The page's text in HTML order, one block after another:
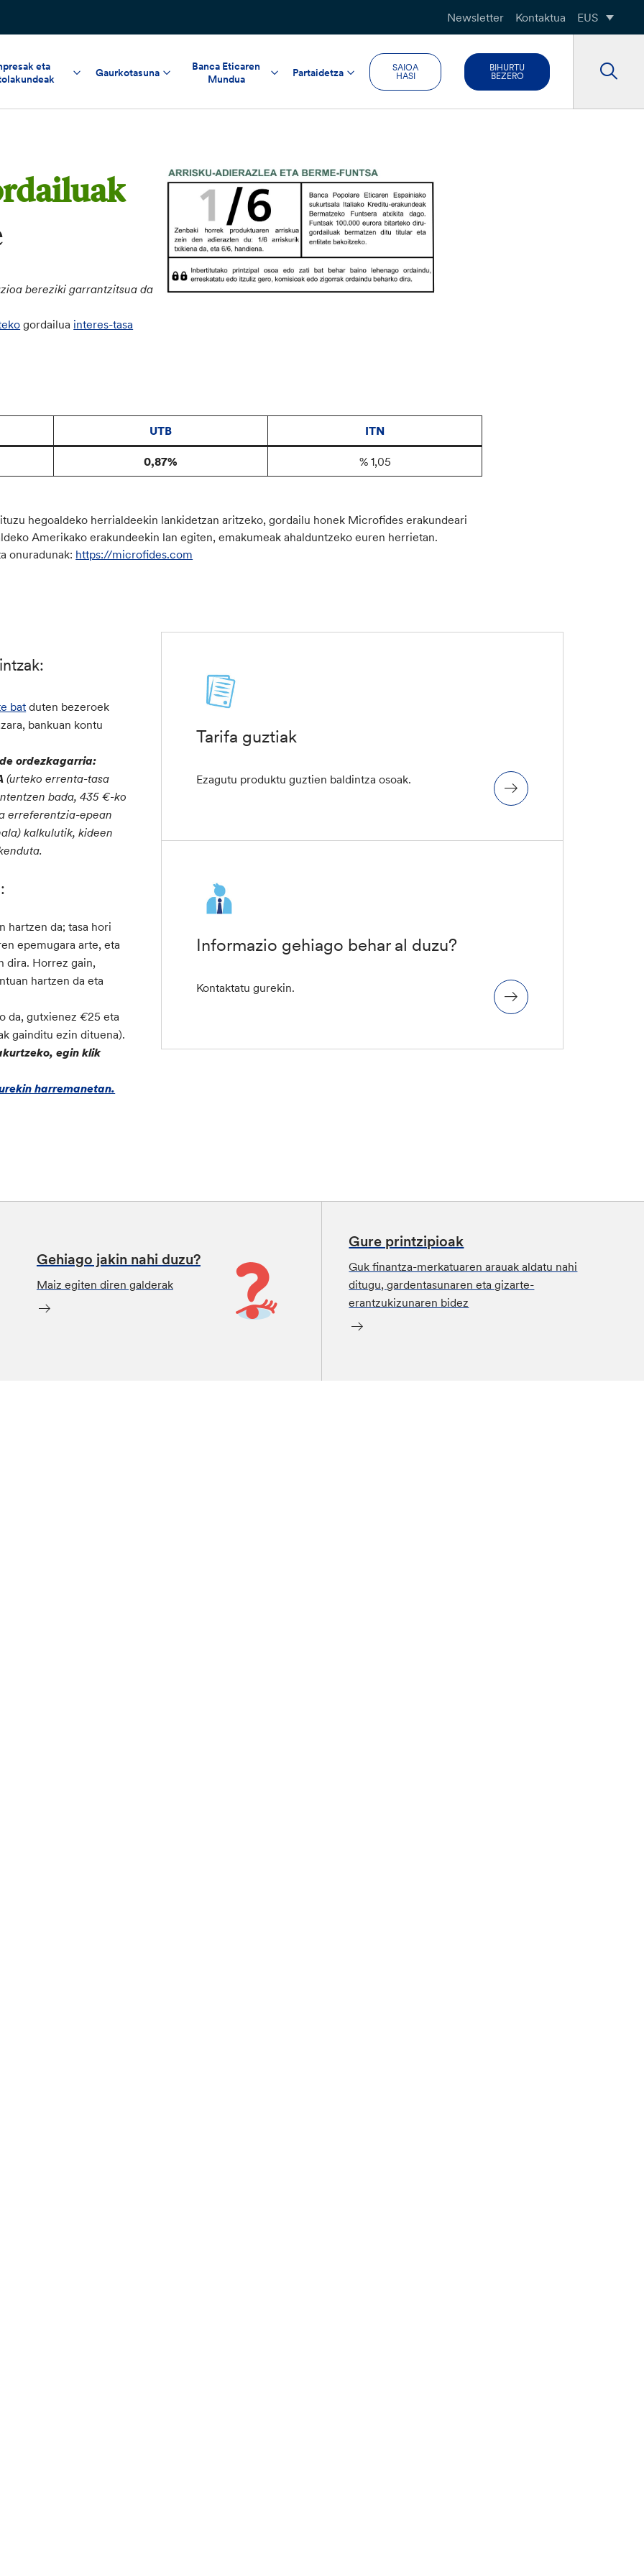
Newsletter Kontaktua EUS
eta
Gaurkotasuna
Banca Eticaren
Mundua
Partaidetza
SAIOA
HASI
BIHURTU
BEZERO
bereziki garrantzitsua da
gordailua interes-tasa
UTB ITN
0,87% % 1,05
hegoaldeko herrialdeekin lankidetzan aritzeko, gordailu honek Microfides erakundeari
Amerikako erakundeekin lan egiten, emakumeak ahalduntzeko euren herrietan.
onuradunak: https://microfides.com
bat duten bezeroek
bankuan kontu
ordezkagarria:
(urteko errenta-tasa
bada, 435 €-ko
erreferentzia-epean
kalkulutik, kideen
hartzen da; tasa hori
epemugara arte, eta
dira. Horrez gain,
hartzen da eta
da, gutxienez€25 eta
gainditu ezin dituena).
egin klik
harremanetan.
Tarifa guztiak
Ezagutu produktu guztien baldintza osoak.
Informazio gehiago behar al duzu?
Kontaktatu gurekin.
Gehiago jakin nahi duzu?
Maiz egiten diren galderak
Gure printzipioak
Guk finantza-merkatuaren arauak aldatu nahi
ditugu, gardentasunaren eta gizarte-
erantzukizunaren bidez